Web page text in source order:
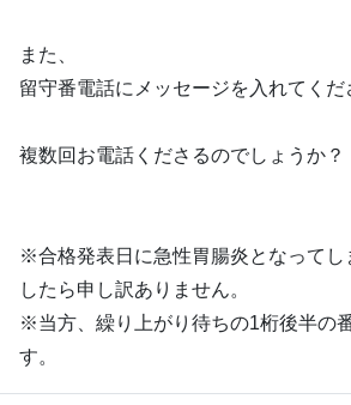
また、
留守番電話にメッセージを入れてくだ
複数回お電話くださるのでしょうか？
※合格発表日に急性胃腸炎となってし
したら申し訳ありません。
※当方、繰り上がり待ちの1桁後半の
す。